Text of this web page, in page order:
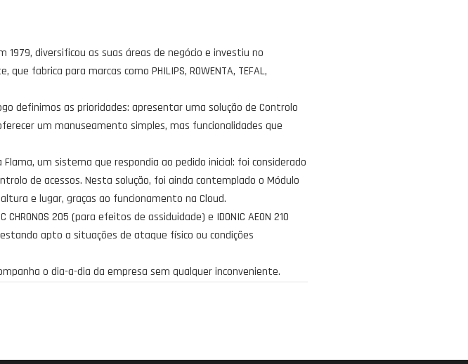
1979, diversificou as suas áreas de negócio e investiu no
fabrica para marcas como PHILIPS, ROWENTA, TEFAL,
definimos as prioridades: apresentar uma solução de Controlo
um manuseamento simples, mas funcionalidades que
um sistema que respondia ao pedido inicial: foi considerado
de acessos. Nesta solução, foi ainda contemplado o Módulo
e lugar, graças ao funcionamento na Cloud.
205 (para efeitos de assiduidade) e IDONIC AEON 210
apto a situações de ataque físico ou condições
o dia-a-dia da empresa sem qualquer inconveniente.